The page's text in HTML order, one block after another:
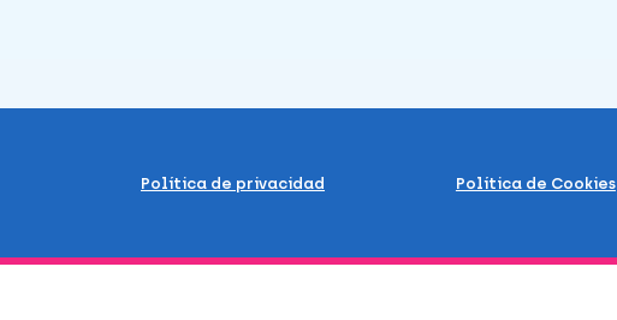
Política de privacidad Política de Cookies